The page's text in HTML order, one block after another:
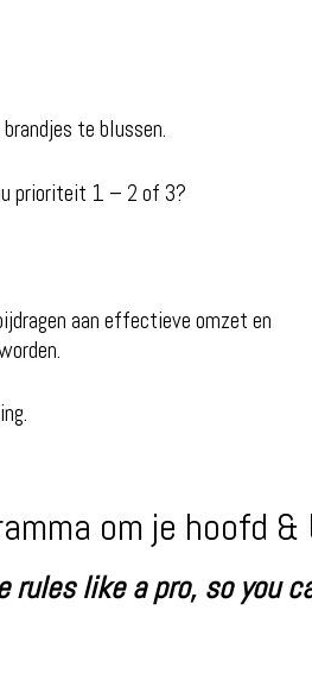
te blussen.
prioriteit 1 – 2 of 3?
aan effectieve omzet en
om je hoofd &
rules like a pro, so you